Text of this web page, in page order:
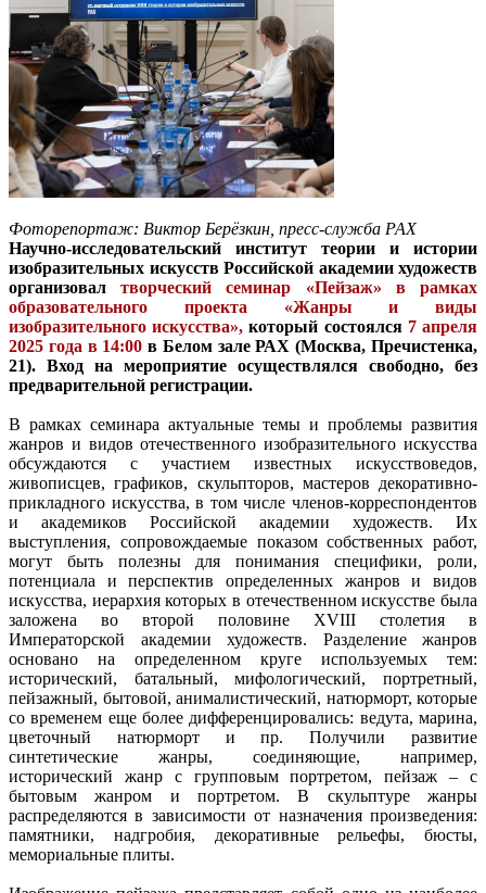
Фоторепортаж: Виктор Берёзкин, пресс-служба РАХ
Научно-исследовательский институт теории и истории
изобразительных искусств Российской академии художеств
организовал творческий семинар «Пейзаж» в рамках
образовательного проекта «Жанры и виды
изобразительного искусства», который состоялся 7 апреля
2025 года в 14:00 в Белом зале РАХ (Москва, Пречистенка,
21). Вход на мероприятие осуществлялся свободно, без
предварительной регистрации.
В рамках семинара актуальные темы и проблемы развития
жанров и видов отечественного изобразительного искусства
обсуждаются с участием известных искусствоведов,
живописцев, графиков, скульпторов, мастеров декоративно-
прикладного искусства, в том числе членов-корреспондентов
и академиков Российской академии художеств. Их
выступления, сопровождаемые показом собственных работ,
могут быть полезны для понимания специфики, роли,
потенциала и перспектив определенных жанров и видов
искусства, иерархия которых в отечественном искусстве была
заложена во второй половине XVIII столетия в
Императорской академии художеств. Разделение жанров
основано на определенном круге используемых тем:
исторический, батальный, мифологический, портретный,
пейзажный, бытовой, анималистический, натюрморт, которые
со временем еще более дифференцировались: ведута, марина,
цветочный натюрморт и пр. Получили развитие
синтетические жанры, соединяющие, например,
исторический жанр с групповым портретом, пейзаж – с
бытовым жанром и портретом. В скульптуре жанры
распределяются в зависимости от назначения произведения:
памятники, надгробия, декоративные рельефы, бюсты,
мемориальные плиты.